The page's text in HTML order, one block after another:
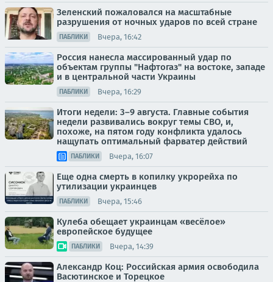
Зеленский пожаловался на масштабные
разрушения от ночных ударов по всей стране
ПАБЛИКИ Вчера, 16:42
Россия нанесла массированный удар по
объектам группы "Нафтогаз" на востоке, западе
и в центральной части Украины
ПАБЛИКИ Вчера, 16:29
Итоги недели: 3–9 августа. Главные события
недели развивались вокруг темы СВО, и,
похоже, на пятом году конфликта удалось
нащупать оптимальный фарватер действий
ПАБЛИКИ Вчера, 16:07
Еще одна смерть в копилку укрорейха по
утилизации украинцев
ПАБЛИКИ Вчера, 15:46
Кулеба обещает украинцам «весёлое»
европейское будущее
ПАБЛИКИ Вчера, 14:39
Александр Коц: Российская армия освободила
Васютинское и Торецкое